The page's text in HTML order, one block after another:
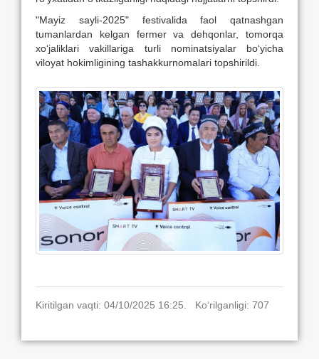
"Mayiz sayli-2025" festivalida faol qatnashgan
tumanlardan kelgan fermer va dehqonlar, tomorqa
xo‘jaliklari vakillariga turli nominatsiyalar bo‘yicha
viloyat hokimligining tashakkurnomalari topshirildi.
Kiritilgan vaqti: 04/10/2025 16:25. Ko‘rilganligi: 707